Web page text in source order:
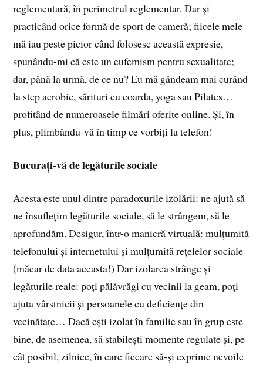
reglementară, în perimetrul reglementar. Dar și
practicând orice formă de sport de cameră; fiicele mele
mă iau peste picior când folosesc această expresie,
spunându-mi că este un eufemism pentru sexualitate;
dar, până la urmă, de ce nu? Eu mă gândeam mai curând
la step aerobic, sărituri cu coarda, yoga sau Pilates…
profitând de numeroasele filmări oferite online. Și, în
plus, plimbându-vă în timp ce vorbiți la telefon!
Bucurați-vă de legăturile sociale
Acesta este unul dintre paradoxurile izolării: ne ajută să
ne însuflețim legăturile sociale, să le strângem, să le
aprofundăm. Desigur, într-o manieră virtuală: mulțumită
telefonului și internetului și mulțumită rețelelor sociale
(măcar de data aceasta!) Dar izolarea strânge și
legăturile reale: poți pălăvrăgi cu vecinii la geam, poți
ajuta vârstnicii și persoanele cu deficiențe din
vecinătate… Dacă ești izolat în familie sau în grup este
bine, de asemenea, să stabilești momente regulate și, pe
cât posibil, zilnice, în care fiecare să-și exprime nevoile